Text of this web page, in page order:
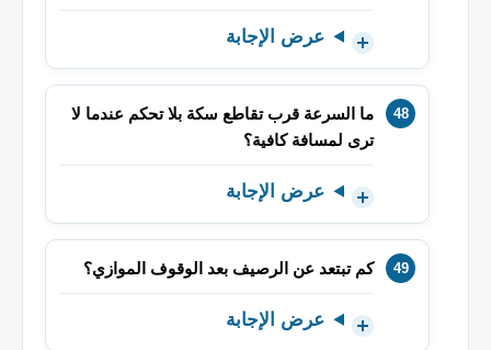
عرض الإجابة
ما السرعة قرب تقاطع سكة بلا تحكم عندما لا
ترى لمسافة كافية؟
عرض الإجابة
كم تبتعد عن الرصيف بعد الوقوف الموازي؟
عرض الإجابة